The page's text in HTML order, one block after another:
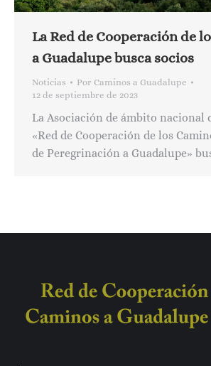
La Red de Cooperación de
a Guadalupe busca socios
Noticias Por Caminos a Guadalupe
12 de septiembre de 2023
La Asociación de ámbito nacional
«Red de Cooperación de los
de Peregrinación a Guadalupe»